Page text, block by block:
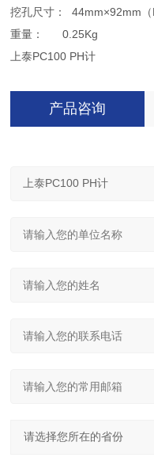
挖孔尺寸： 44mm×92mm（
重量： 0.25Kg
上泰PC100 PH计
产品咨询